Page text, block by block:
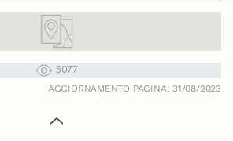
5077
AGGIORNAMENTO PAGINA: 31/08/2023